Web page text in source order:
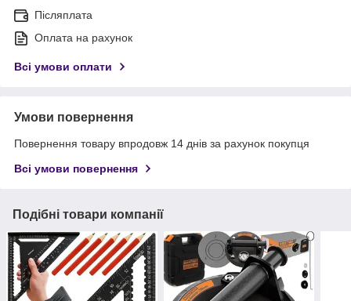
Післяплата
Оплата на рахунок
Всі умови оплати
Умови повернення
Повернення товару впродовж 14 днів за рахунок покупця
Всі умови повернення
Подібні товари компанії